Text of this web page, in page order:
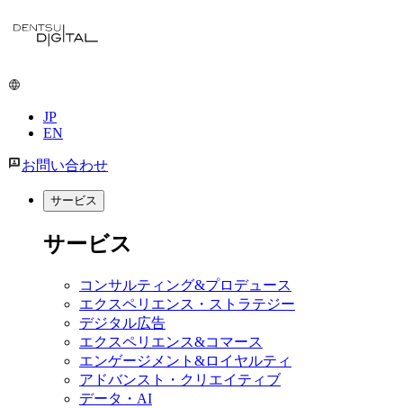
JP
EN
お問い合わせ
サービス
サービス
コンサルティング&プロデュース
エクスペリエンス・ストラテジー
デジタル広告
エクスペリエンス&コマース
エンゲージメント&ロイヤルティ
アドバンスト・クリエイティブ
データ・AI